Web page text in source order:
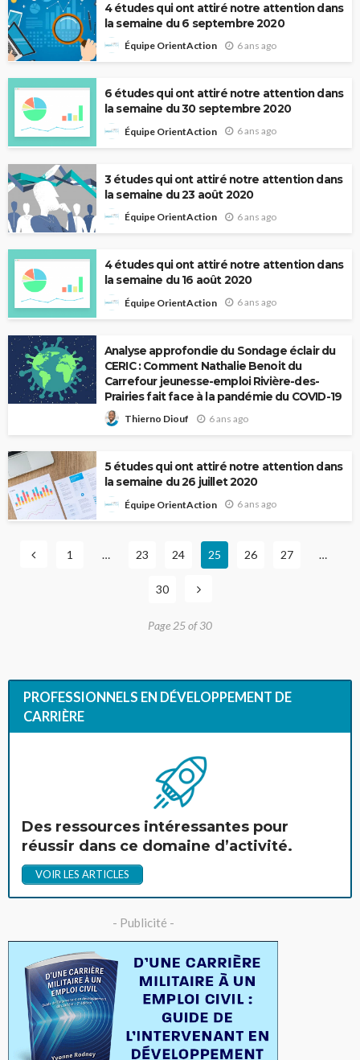
4 études qui ont attiré notre attention dans
la semaine du 6 septembre 2020
Équipe OrientAction 6 ans ago
6 études qui ont attiré notre attention dans
la semaine du 30 septembre 2020
Équipe OrientAction 6 ans ago
3 études qui ont attiré notre attention dans
la semaine du 23 août 2020
Équipe OrientAction 6 ans ago
4 études qui ont attiré notre attention dans
la semaine du 16 août 2020
Équipe OrientAction 6 ans ago
Analyse approfondie du Sondage éclair du
CERIC : Comment Nathalie Benoit du
Carrefour jeunesse-emploi Rivière-des-
Prairies fait face à la pandémie du COVID-19
Thierno Diouf 6 ans ago
5 études qui ont attiré notre attention dans
la semaine du 26 juillet 2020
Équipe OrientAction 6 ans ago
1 … 23 24 25 26 27 …
30
Page 25 of 30
PROFESSIONNELS EN DÉVELOPPEMENT DE
CARRIÈRE
Des ressources intéressantes pour
réussir dans ce domaine d’activité.
VOIR LES ARTICLES
- Publicité -